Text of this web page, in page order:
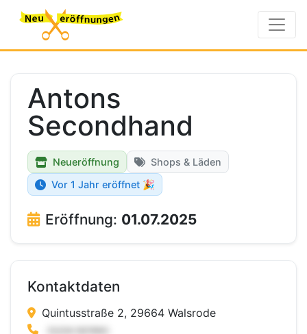
Antons
Secondhand
Neueröffnung
Shops & Läden
Vor 1 Jahr eröffnet 🎉
Eröffnung: 01.07.2025
Kontaktdaten
Quintusstraße 2, 29664 Walsrode